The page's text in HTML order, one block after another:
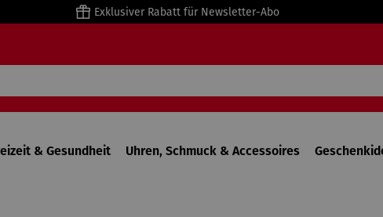
Exklusiver Rabatt für Newsletter-Abo
& Gesundheit Uhren, Schmuck & Accessoires